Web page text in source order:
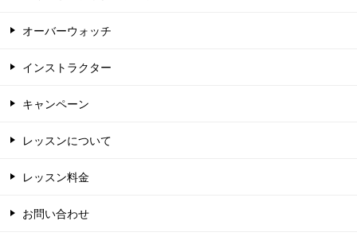
オーバーウォッチ
インストラクター
キャンペーン
レッスンについて
レッスン料金
お問い合わせ